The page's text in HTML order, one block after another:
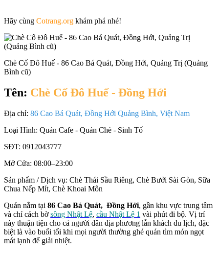
Hãy cùng Cotrang.org khám phá nhé!
Chè Cố Đô Huế - 86 Cao Bá Quát, Đồng Hới, Quảng Trị (Quảng
Bình cũ)
Tên: Chè Cố Đô Huế - Đồng Hới
Địa chỉ: 86 Cao Bá Quát, Đồng Hới Quảng Bình, Việt Nam
Loại Hình: Quán Cafe - Quán Chè - Sinh Tố
SĐT: 0912043777
Mở Cửa: 08:00–23:00
Sản phẩm / Dịch vụ: Chè Thái Sầu Riêng, Chè Bưởi Sài Gòn, Sữa
Chua Nếp Mít, Chè Khoai Môn
Quán nằm tại 86 Cao Bá Quát, Đồng Hới, gần khu vực trung tâm
và chỉ cách bờsông Nhật Lệ, cầu Nhật Lệ 1 vài phút đi bộ. Vị trí
này thuận tiện cho cả người dân địa phương lẫn khách du lịch, đặc
biệt là vào buổi tối khi mọi người thường ghé quán tìm món ngọt
mát lạnh để giải nhiệt.